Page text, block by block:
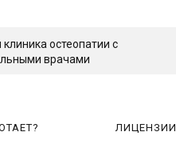
остеопатии с
врачами
ЛИЦЕНЗИИ